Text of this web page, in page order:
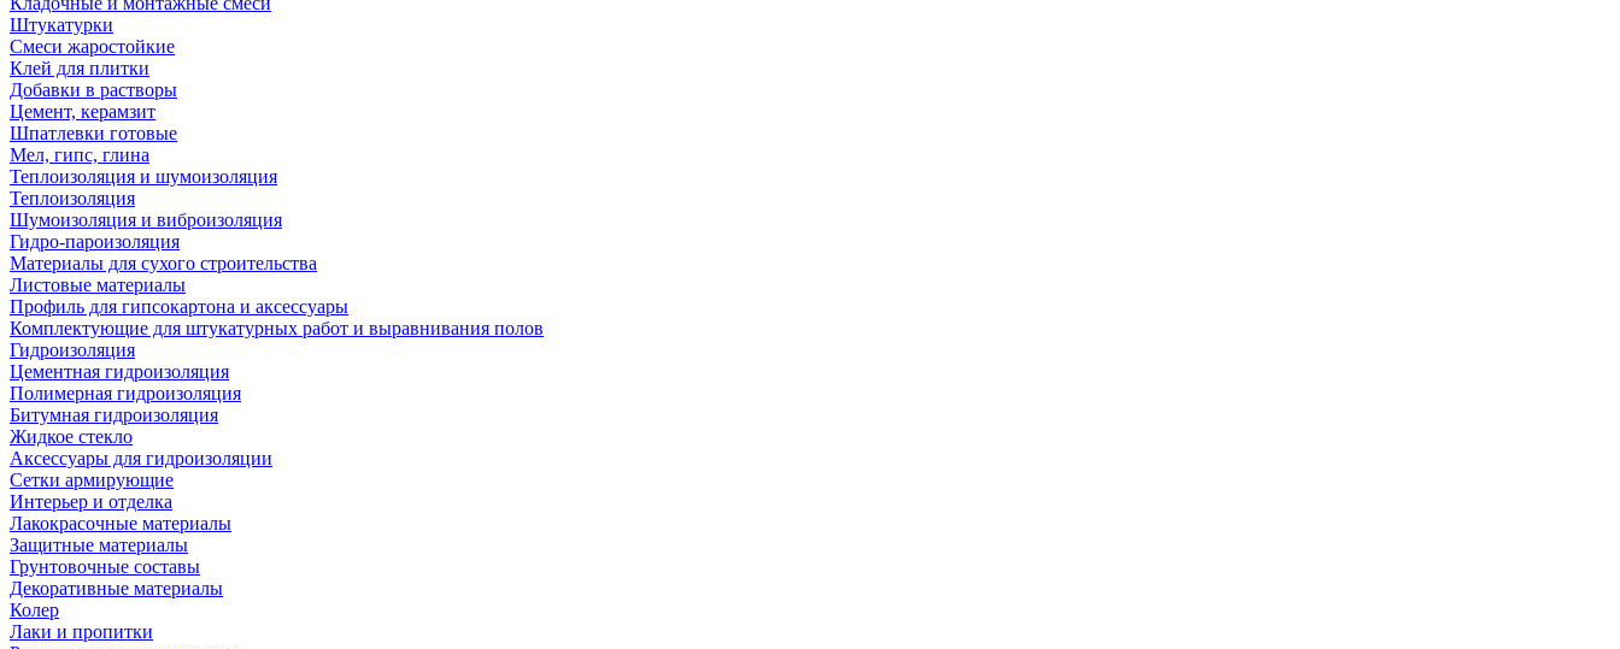
Штукатурки
Смеси жаростойкие
Клей для плитки
Добавки в растворы
Цемент, керамзит
Шпатлевки готовые
Мел, гипс, глина
Теплоизоляция и шумоизоляция
Теплоизоляция
Шумоизоляция и виброизоляция
Гидро-пароизоляция
Материалы для сухого строительства
Листовые материалы
Профиль для гипсокартона и аксессуары
Комплектующие для штукатурных работ и выравнивания полов
Гидроизоляция
Цементная гидроизоляция
Полимерная гидроизоляция
Битумная гидроизоляция
Жидкое стекло
Аксессуары для гидроизоляции
Сетки армирующие
Интерьер и отделка
Лакокрасочные материалы
Защитные материалы
Грунтовочные составы
Декоративные материалы
Колер
Лаки и пропитки